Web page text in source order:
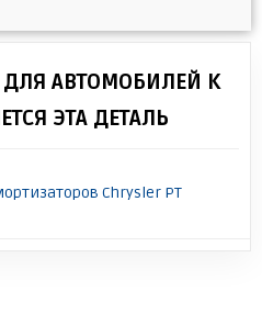
ДЛЯ АВТОМОБИЛЕЙ К
ЭТА ДЕТАЛЬ
Chrysler PT